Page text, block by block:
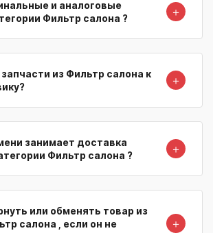
и аналоговые
Фильтр салона ?
＋
из Фильтр салона к
＋
занимает доставка
Фильтр салона ?
＋
или обменять товар из
салона , если он не
＋